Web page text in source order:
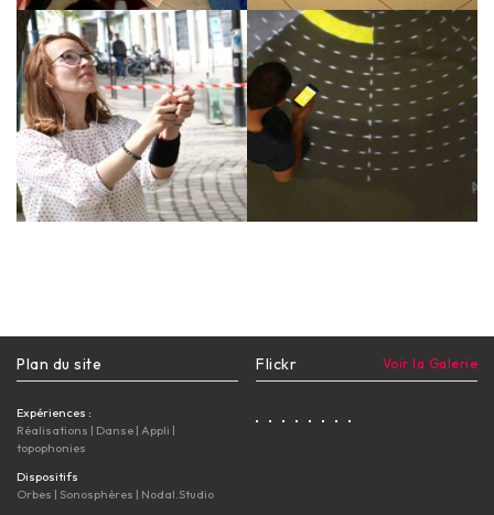
Plan du site
Expériences :
Réalisations | Danse | Appli |
topophonies
Dispositifs
Orbes | Sonosphères | Nodal.Studio
Flickr Voir la Galerie